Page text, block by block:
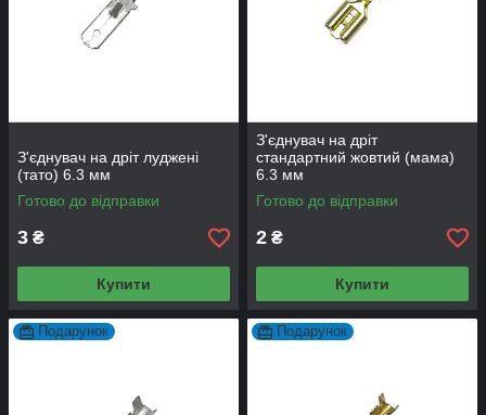
З'єднувач на дріт луджені
(тато) 6.3 мм
Готово до відправки
3 ₴
Купити
З'єднувач на дріт
стандартний жовтий (мама)
6.3 мм
Готово до відправки
2 ₴
Купити
Подарунок Подарунок